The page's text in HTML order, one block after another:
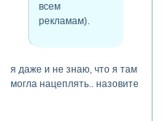
всем
рекламам).
я даже и не знаю, что я там
могла нацеплять.. назовите